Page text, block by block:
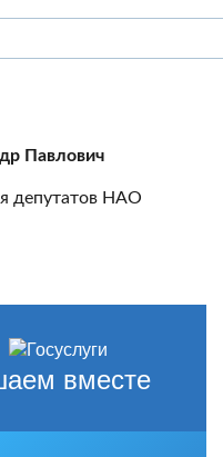
Павлович
депутатов НАО
вместе